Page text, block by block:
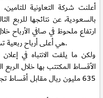
أعلنت شركة التعاونية
هي أعلى أرباح ربعية تسجلها الشركة منذ منتصف العام 2007.
ولكن ما يلفت الانتباه في
الأقساط المكتتب بها خلال
635 مليون ريال مقابل أقساط